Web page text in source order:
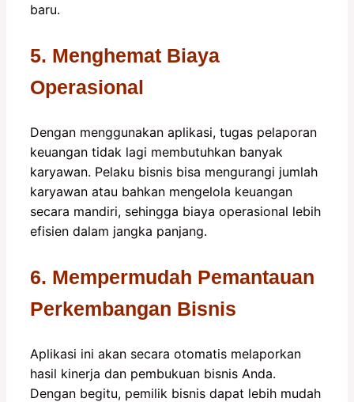
baru.
5. Menghemat Biaya
Operasional
Dengan menggunakan aplikasi, tugas pelaporan
keuangan tidak lagi membutuhkan banyak
karyawan. Pelaku bisnis bisa mengurangi jumlah
karyawan atau bahkan mengelola keuangan
secara mandiri, sehingga biaya operasional lebih
efisien dalam jangka panjang.
6. Mempermudah Pemantauan
Perkembangan Bisnis
Aplikasi ini akan secara otomatis melaporkan
hasil kinerja dan pembukuan bisnis Anda.
Dengan begitu, pemilik bisnis dapat lebih mudah